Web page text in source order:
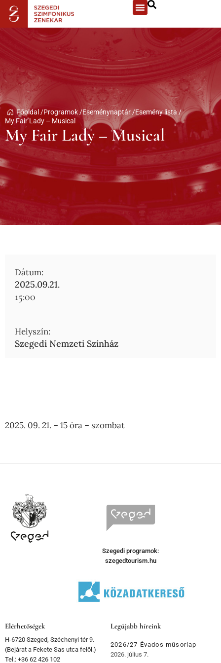
Főoldal /Programok /Eseménynaptár /Esemény lista /
My Fair Lady – Musical
My Fair Lady – Musical
Dátum:
2025.09.21.
15:00
Helyszín:
Szegedi Nemzeti Színház
2025. 09. 21. – 15 óra – szombat
Szegedi programok:
szegedtourism.hu
Elérhetőségek
H-6720 Szeged, Széchenyi tér 9.
(Bejárat a Fekete Sas utca felől.)
Tel.: +36 62 426 102
Legújabb híreink
2026/27 Évados műsorlap
2026. július 7.